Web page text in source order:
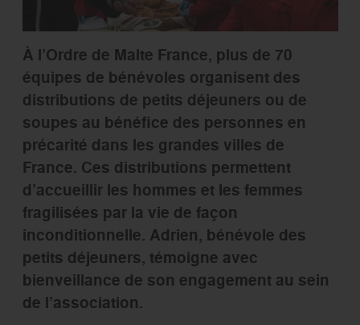
À l’Ordre de Malte France, plus de 70
équipes de bénévoles organisent des
distributions de petits déjeuners ou de
soupes au bénéfice des personnes en
précarité dans les grandes villes de
France. Ces distributions permettent
d’accueillir les hommes et les femmes
fragilisées par la vie de façon
inconditionnelle. Adrien, bénévole des
petits déjeuners, témoigne avec
bienveillance de son engagement au sein
de l’association.